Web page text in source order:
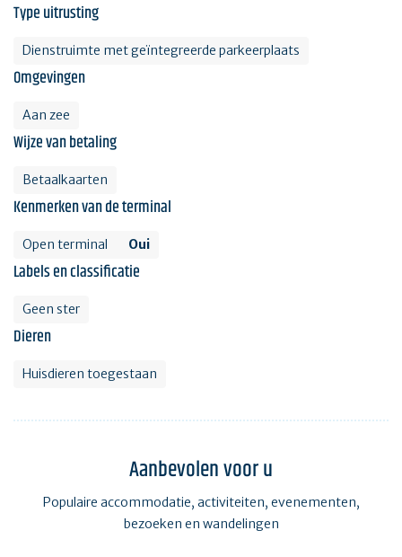
Type uitrusting
Dienstruimte met geïntegreerde parkeerplaats
Omgevingen
Aan zee
Wijze van betaling
Betaalkaarten
Kenmerken van de terminal
Open terminal Oui
Labels en classificatie
Geen ster
Dieren
Huisdieren toegestaan
Aanbevolen voor u
Populaire accommodatie, activiteiten, evenementen,
bezoeken en wandelingen